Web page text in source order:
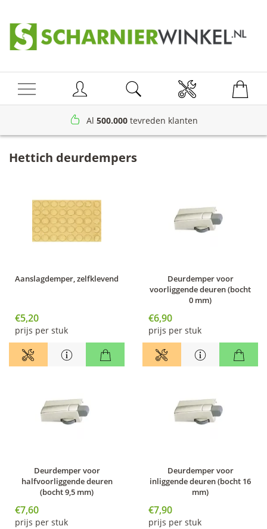
Al 500.000 tevreden klanten
Deurdempers /Hettich deurdempers
Hettich deurdempers
Aanslagdemper, zelfklevend
€5,20
prijs per stuk
Deurdemper voor
voorliggende deuren (bocht
0 mm)
€6,90
prijs per stuk
Deurdemper voor
halfvoorliggende deuren
(bocht 9,5 mm)
€7,60
prijs per stuk
Deurdemper voor
inliggende deuren (bocht 16
mm)
€7,90
prijs per stuk